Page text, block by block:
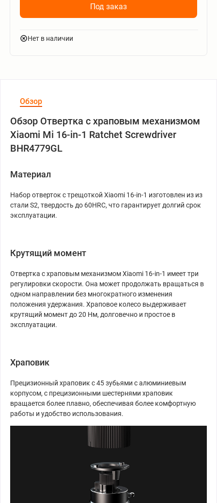
Под заказ
Нет в наличии
Обзор
Обзор Отвертка с храповым механизмом
Xiaomi Mi 16-in-1 Ratchet Screwdriver
BHR4779GL
Материал
Набор отверток с трещоткой Xiaomi 16-in-1 изготовлен из из
стали S2, твердость до 60HRC, что гарантирует долгий срок
эксплуатации.
Крутящий момент
Отвертка с храповым механизмом Xiaomi 16-in-1 имеет три
регулировки скорости. Она может продолжать вращаться в
одном направлении без многократного изменения
положения удержания. Храповое колесо выдерживает
крутящий момент до 20 Нм, долговечно и простое в
эксплуатации.
Храповик
Прецизионный храповик с 45 зубьями с алюминиевым
корпусом, с прецизионными шестернями храповик
вращается более плавно, обеспечивая более комфортную
работы и удобство использования.